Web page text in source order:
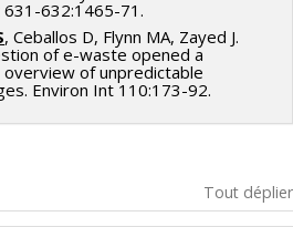
632:1465-71.
, Ceballos D, Flynn MA, Zayed J.
of e-waste opened a
overview of unpredictable
Environ Int 110:173-92.
Tout déplier